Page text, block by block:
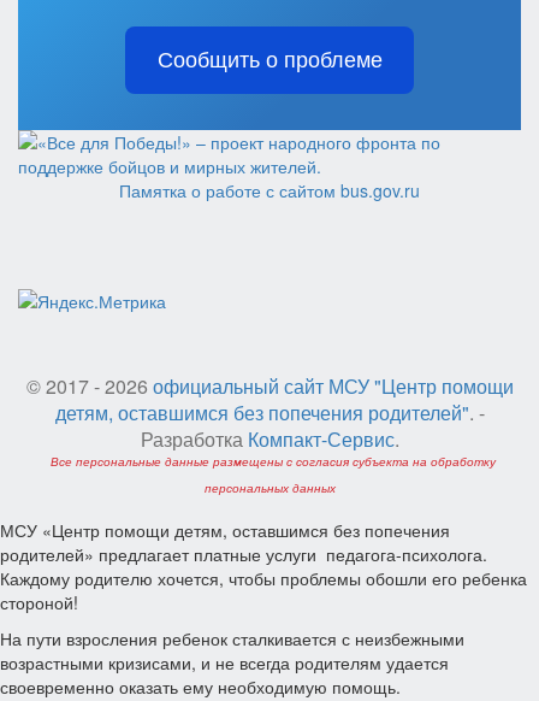
Сообщить о проблеме
Памятка о работе с сайтом bus.gov.ru
© 2017 - 2026 официальный сайт МСУ "Центр помощи
детям, оставшимся без попечения родителей". -
Разработка Компакт-Сервис.
Все персональные данные размещены с согласия субъекта на обработку
персональных данных
МСУ «Центр помощи детям, оставшимся без попечения
родителей» предлагает платные услуги педагога-психолога.
Каждому родителю хочется, чтобы проблемы обошли его ребенка
стороной!
На пути взросления ребенок сталкивается с неизбежными
возрастными кризисами, и не всегда родителям удается
своевременно оказать ему необходимую помощь.